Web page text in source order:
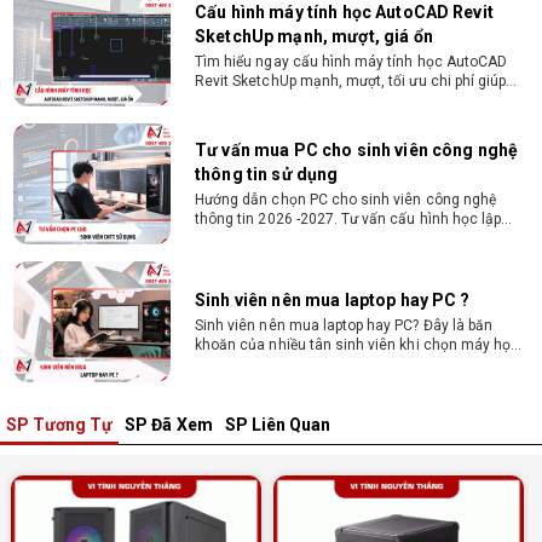
Cấu hình máy tính học AutoCAD Revit
SketchUp mạnh, mượt, giá ổn
Tìm hiểu ngay cấu hình máy tính học AutoCAD
Revit SketchUp mạnh, mượt, tối ưu chi phí giúp
Tư vấn mua PC cho sinh viên công nghệ
thông tin sử dụng
Hướng dẫn chọn PC cho sinh viên công nghệ
thông tin 2026 -2027. Tư vấn cấu hình học lập
Sinh viên nên mua laptop hay PC ?
Sinh viên nên mua laptop hay PC? Đây là băn
khoăn của nhiều tân sinh viên khi chọn máy học
Laptop Sinh Viên 15–20 Triệu 2026: Cấu
Hình Nào Đáng Tiền?
Tìm laptop sinh viên 15–20 triệu phù hợp ngành
học năm 2026? Khám phá cách chọn cấu hình,
RAM, SSD, màn hình và khả năng nâng cấp hợp lý.
SP Tương Tự SP Đã Xem SP Liên Quan